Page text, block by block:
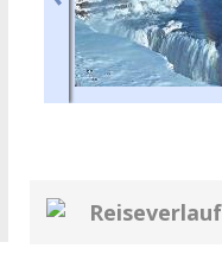
Reiseverlauf